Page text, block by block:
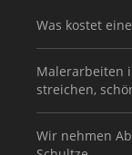
Was kostet
Malerarbeiten
streichen,
Wir nehmen